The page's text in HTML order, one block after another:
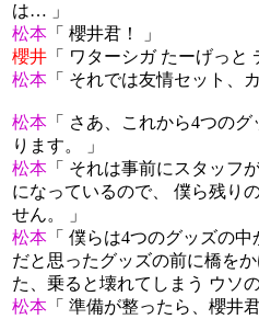
は… 」
松本 「 櫻井君！ 」
櫻井 「 ワターシガ たーげっと
松本 「 それでは友情セット、
松本 「 さあ、これから4つの
ります。 」
松本 「 それは事前にスタッフ
になっているので、 僕ら残り
せん。 」
松本 「 僕らは4つのグッズの
だと思ったグッズの前に橋を
た、乗ると壊れてしまう ウソ
松本 「 準備が整ったら、櫻井